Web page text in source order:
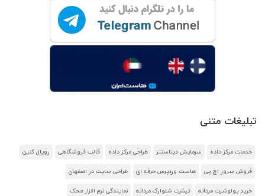
تبلیغات متنی
خدمات مرکز داده سرمایش دیتاسنتر طراحی مرکز داده قالب فروشگاهی رویال کنین
فروش سرور اچ پی هاست وردپرس حرفه ای طراحی سایت در اصفهان
خرید پولوشرت مردانه تیشرت شلوارک مردانه نمایندگی نرم افزار محک